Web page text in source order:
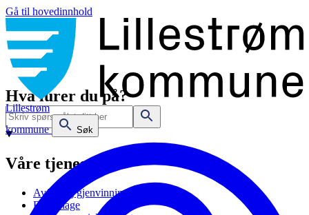
Gå til hovedinnhold
Lillestrøm
kommune
Søk
Hva lurer du på?
Våre tjenester
Avfall og gjenvinning
Barnehage